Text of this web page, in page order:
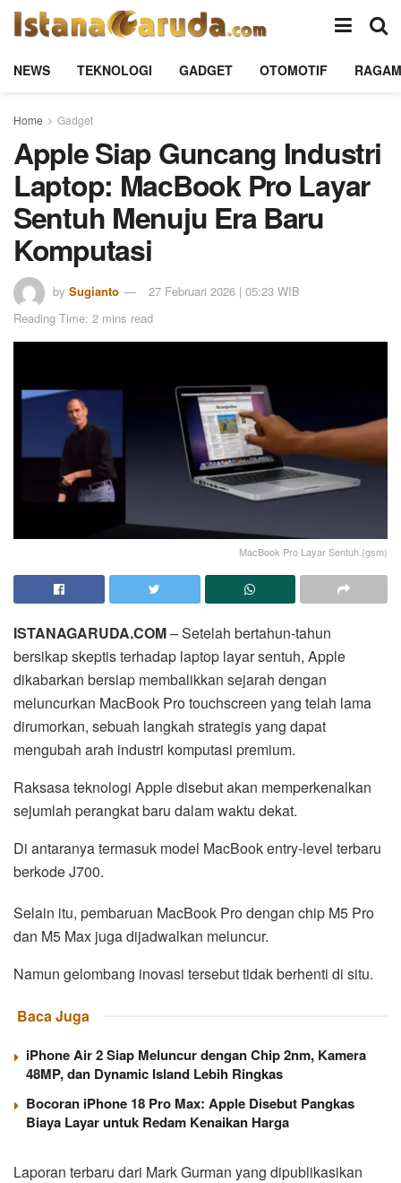
NEWS TEKNOLOGI GADGET OTOMOTIF RAGAM
Home Gadget
Apple Siap Guncang Industri
Laptop: MacBook Pro Layar
Sentuh Menuju Era Baru
Komputasi
by Sugianto
27 Februari 2026 | 05:23 WIB
Reading Time: 2 mins read
MacBook Pro Layar Sentuh.(gsm)
ISTANAGARUDA.COM– Setelah bertahun-tahun
bersikap skeptis terhadap laptop layar sentuh, Apple
dikabarkan bersiap membalikkan sejarah dengan
meluncurkan MacBook Pro touchscreen yang telah lama
dirumorkan, sebuah langkah strategis yang dapat
mengubah arah industri komputasi premium.
Raksasa teknologi Apple disebut akan memperkenalkan
sejumlah perangkat baru dalam waktu dekat.
Di antaranya termasuk model MacBook entry-level terbaru
berkode J700.
Selain itu, pembaruan MacBook Pro dengan chip M5 Pro
dan M5 Max juga dijadwalkan meluncur.
Namun gelombang inovasi tersebut tidak berhenti di situ.
Baca Juga
iPhone Air 2 Siap Meluncur dengan Chip 2nm, Kamera
48MP, dan Dynamic Island Lebih Ringkas
Bocoran iPhone 18 Pro Max: Apple Disebut Pangkas
Biaya Layar untuk Redam Kenaikan Harga
Laporan terbaru dari Mark Gurman yang dipublikasikan